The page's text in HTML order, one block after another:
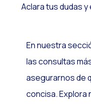
Aclara tus dudas
En nuestra
las consultas
asegurarnos de
concisa.